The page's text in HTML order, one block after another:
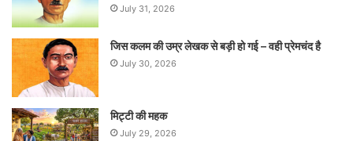
July 31, 2026
जिस कलम की उम्र लेखक से बड़ी हो गई – वही प्रेमचंद है
July 30, 2026
मिट्टी की महक
July 29, 2026